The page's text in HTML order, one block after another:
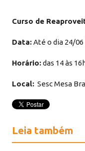
Curso de
Data:Até o dia 24/
Horário:das 14 às
Local: Sesc Mesa
Leia também